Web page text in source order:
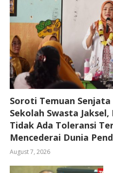
Soroti Temuan
Sekolah Swasta
Tidak Ada Toleransi
Mencederai Dunia
August 7, 2026